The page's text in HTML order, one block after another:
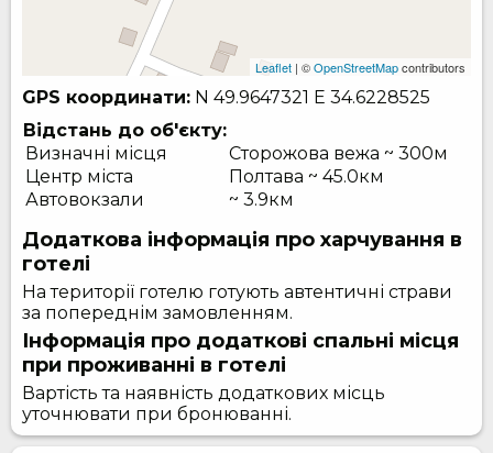
Leaflet | ©OpenStreetMapcontributors
GPS координати: N 49.9647321 E 34.6228525
Відстань до об'єкту:
Визначні місця
Сторожова вежа ~ 300м
Центр міста
Полтава ~ 45.0км
Автовокзали
~ 3.9км
Додаткова інформація про харчування в
готелі
На території готелю готують автентичні страви
за попереднім замовленням.
Інформація про додаткові спальні місця
при проживанні в готелі
Вартість та наявність додаткових місць
уточнювати при бронюванні.